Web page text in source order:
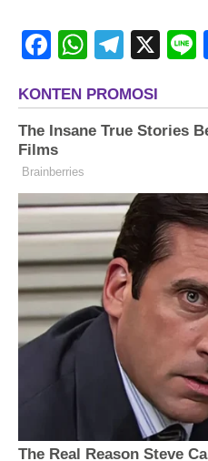
FacebookWhatsAppTelegram
X